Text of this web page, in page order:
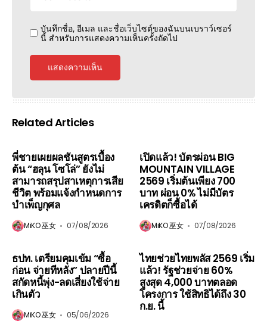
บันทึกชื่อ, อีเมล และชื่อเว็บไซต์ของฉันบนเบราว์เซอร์
นี้ สำหรับการแสดงความเห็นครั้งถัดไป
Related Articles
Blog News
พี่ชายเผยผลชันสูตรเบื้อง
ต้น “ฮลุน โซโล่” ยังไม่
สามารถสรุปสาเหตุการเสีย
ชีวิต พร้อมแจ้งกำหนดการ
บำเพ็ญกุศล
MiKO 巫女 07/08/2026
Blog Sports
เปิดแล้ว! บัตรผ่อน BIG
MOUNTAIN VILLAGE
2569 เริ่มต้นเพียง 700
บาท ผ่อน 0% ไม่มีบัตร
เครดิตก็ซื้อได้
MiKO 巫女 07/08/2026
Blog News
ธปท. เตรียมคุมเข้ม “ซื้อ
ก่อน จ่ายทีหลัง” ปลายปีนี้
สกัดหนี้พุ่ง-ลดเสี่ยงใช้จ่าย
เกินตัว
MiKO 巫女 05/06/2026
Blog News
ไทยช่วยไทยพลัส 2569 เริ่ม
แล้ว! รัฐช่วยจ่าย 60%
สูงสุด 4,000 บาทตลอด
โครงการ ใช้สิทธิได้ถึง 30
ก.ย. นี้